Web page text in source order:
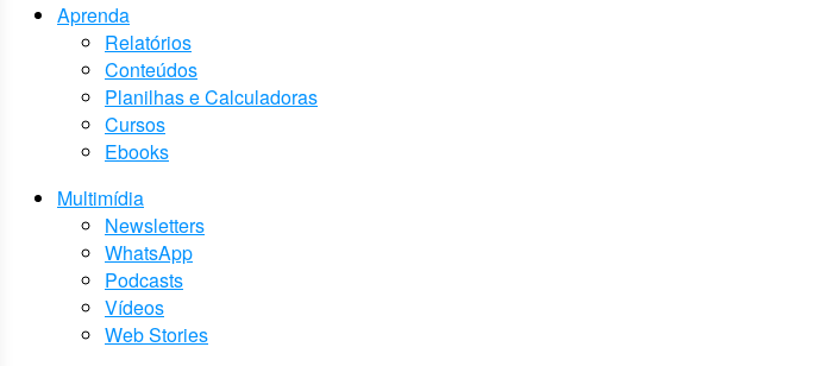
Aprenda
Relatórios
Conteúdos
Planilhas e Calculadoras
Cursos
Ebooks
Multimídia
Newsletters
WhatsApp
Podcasts
Vídeos
Web Stories